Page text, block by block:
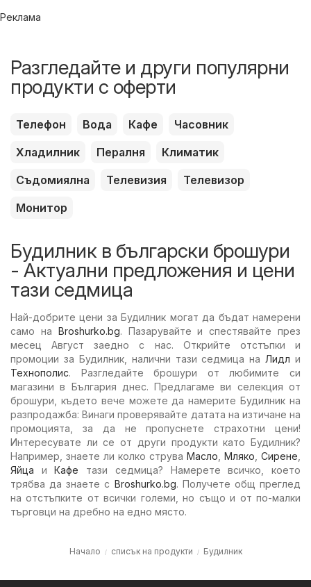
Реклама
Разгледайте и други популярни
продукти с оферти
Телефон Вода Кафе
Часовник
Хладилник
Пералня
Климатик
Съдомиялна
Телевизия
Телевизор
Монитор
Будилник в български брошури
- Актуални предложения и цени
тази седмица
Най-добрите цени за Будилник могат да бъдат намерени
само на Broshurko.bg. Пазарувайте и спестявайте през
месец Август заедно с нас. Открийте отстъпки и
промоции за Будилник, налични тази седмица на Лидл и
Технополис. Разгледайте брошури от любимите си
магазини в България днес. Предлагаме ви селекция от
брошури, където вече можете да намерите Будилник на
разпродажба: Винаги проверявайте датата на изтичане на
промоцията, за да не пропуснете страхотни цени!
Интересувате ли се от други продукти като Будилник?
Например, знаете ли колко струва Масло Мляко Сирене
Яйца иКафе тази седмица? Намерете всичко, което
трябва да знаете с Broshurko.bg. Получете общ преглед
на отстъпките от всички големи, но също и от по-малки
търговци на дребно на едно място.
Начало списък на продукти Будилник